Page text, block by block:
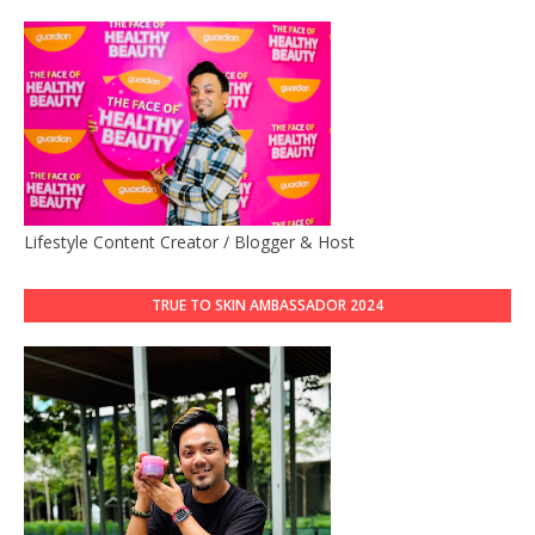
Lifestyle Content Creator / Blogger & Host
TRUE TO SKIN AMBASSADOR 2024